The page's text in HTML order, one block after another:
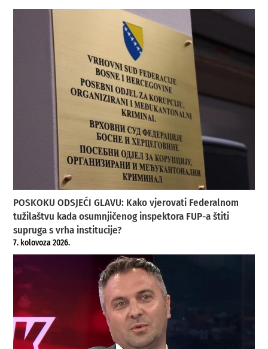
POSKOKU ODSJEĆI GLAVU: Kako vjerovati Federalnom
tužilaštvu kada osumnjičenog inspektora FUP-a štiti
supruga s vrha institucije?
7. kolovoza 2026.